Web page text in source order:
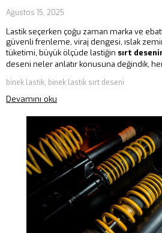
Ağustos 15, 2025
Lastik seçerken çoğu zaman marka ve
güvenli frenleme, viraj dengesi, ıslak
tüketimi, büyük ölçüde lastiğin sırt
deseni neler anlatır konusuna değindik,
binek lastik, binek lastik sırt deseni
Devamını oku